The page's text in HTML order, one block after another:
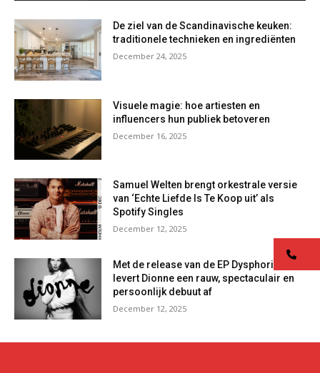
De ziel van de Scandinavische keuken:
traditionele technieken en ingrediënten
December 24, 2025
Visuele magie: hoe artiesten en
influencers hun publiek betoveren
December 16, 2025
Samuel Welten brengt orkestrale versie
van ‘Echte Liefde Is Te Koop uit’ als
Spotify Singles
December 12, 2025
Met de release van de EP Dysphoria
levert Dionne een rauw, spectaculair en
persoonlijk debuut af
December 12, 2025